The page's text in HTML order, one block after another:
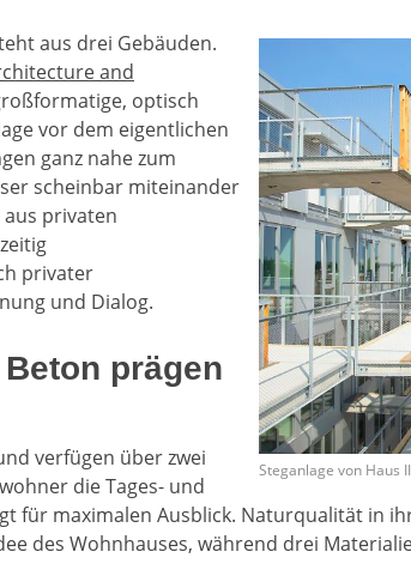
Steganlage von Haus
aus drei Gebäuden.
and
optisch
vor dem eigentlichen
ganz nahe zum
scheinbar miteinander
privaten
privater
und Dialog.
prägen
verfügen über zwei
die Tages- und
für maximalen Ausblick. Naturqualität in
des Wohnhauses, während drei